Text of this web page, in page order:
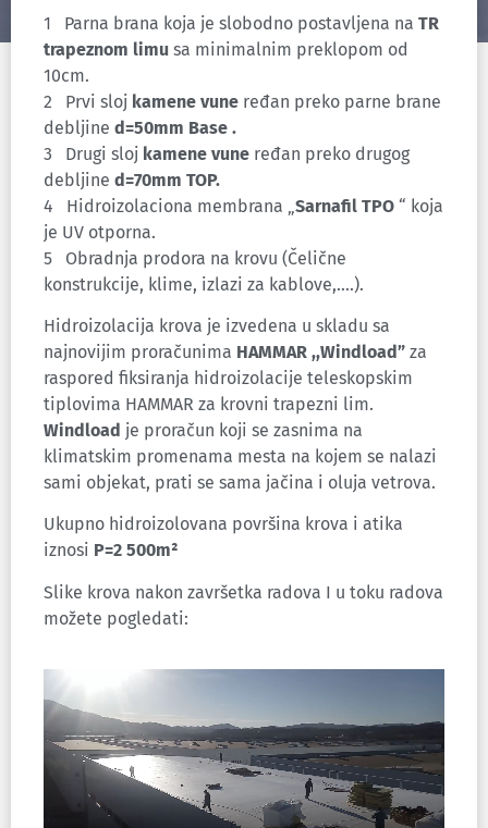
1 Parna brana koja je slobodno postavljena na TR
trapeznom limu sa minimalnim preklopom od
10cm.
2 Prvi sloj kamene vune ređan preko parne brane
debljine d=50mm Base .
3 Drugi sloj kamene vune ređan preko drugog
debljine d=70mm TOP.
4 Hidroizolaciona membrana „ Sarnafil TPO “ koja
je UV otporna.
5 Obradnja prodora na krovu (Čelične
konstrukcije, klime, izlazi za kablove,….).
Hidroizolacija krova je izvedena u skladu sa
najnovijim proračunima HAMMAR ,,Windload” za
raspored fiksiranja hidroizolacije teleskopskim
tiplovima HAMMAR za krovni trapezni lim.
Windload je proračun koji se zasnima na
klimatskim promenama mesta na kojem se nalazi
sami objekat, prati se sama jačina i oluja vetrova.
Ukupno hidroizolovana površina krova i atika
iznosi P=2 500m²
Slike krova nakon završetka radova I u toku radova
možete pogledati: